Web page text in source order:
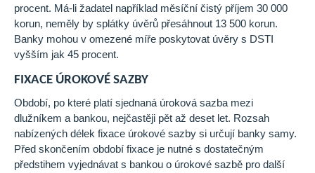
procent. Má-li žadatel například měsíční čistý příjem 30 000
korun, neměly by splátky úvěrů přesáhnout 13 500 korun.
Banky mohou v omezené míře poskytovat úvěry s DSTI
vyšším jak 45 procent.
FIXACE ÚROKOVÉ SAZBY
Období, po které platí sjednaná úroková sazba mezi
dlužníkem a bankou, nejčastěji pět až deset let. Rozsah
nabízených délek fixace úrokové sazby si určují banky samy.
Před skončením období fixace je nutné s dostatečným
předstihem vyjednávat s bankou o úrokové sazbě pro další